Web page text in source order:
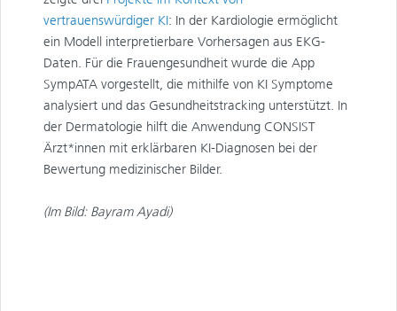
vertrauenswürdiger KI: In der Kardiologie ermöglicht
ein Modell interpretierbare Vorhersagen aus EKG-
Daten. Für die Frauengesundheit wurde die App
SympATA vorgestellt, die mithilfe von KI Symptome
analysiert und das Gesundheitstracking unterstützt. In
der Dermatologie hilft die Anwendung CONSIST
Ärzt*innen mit erklärbaren KI-Diagnosen bei der
Bewertung medizinischer Bilder.
(Im Bild: Bayram Ayadi)